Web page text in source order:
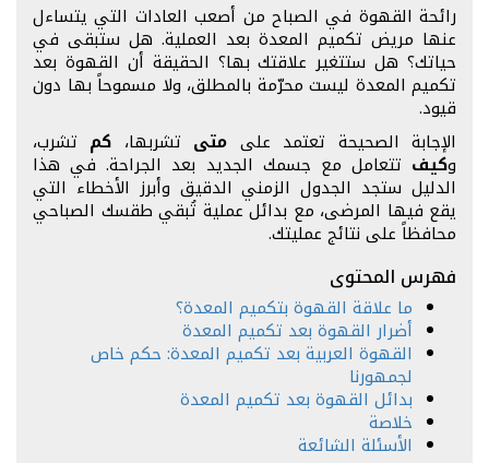
رائحة القهوة في الصباح من أصعب العادات التي يتساءل
عنها مريض تكميم المعدة بعد العملية. هل ستبقى في
حياتك؟ هل ستتغير علاقتك بها؟ الحقيقة أن القهوة بعد
تكميم المعدة ليست محرّمة بالمطلق، ولا مسموحاً بها دون
قيود.
الإجابة الصحيحة تعتمد على متى تشربها، كم تشرب،
وكيف تتعامل مع جسمك الجديد بعد الجراحة. في هذا
الدليل ستجد الجدول الزمني الدقيق وأبرز الأخطاء التي
يقع فيها المرضى، مع بدائل عملية تُبقي طقسك الصباحي
محافظاً على نتائج عمليتك.
فهرس المحتوى
ما علاقة القهوة بتكميم المعدة؟
أضرار القهوة بعد تكميم المعدة
القهوة العربية بعد تكميم المعدة: حكم خاص
لجمهورنا
بدائل القهوة بعد تكميم المعدة
خلاصة
الأسئلة الشائعة